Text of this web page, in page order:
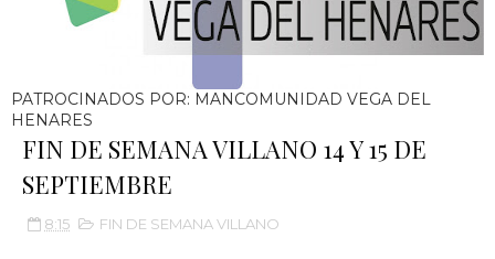
PATROCINADOS POR: MANCOMUNIDAD VEGA DEL
HENARES
FIN DE SEMANA VILLANO 14 Y 15 DE
SEPTIEMBRE
8:15 FIN DE SEMANA VILLANO